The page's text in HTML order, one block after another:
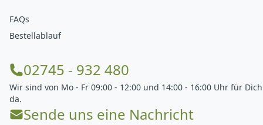
FAQs
Bestellablauf
02745 - 932 480
Wir sind von Mo - Fr 09:00 - 12:00 und 14:00 - 16:00 Uhr für Dich
da.
Sende uns eine Nachricht